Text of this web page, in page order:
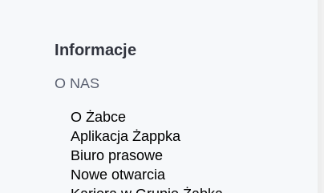
Informacje
O NAS
O Żabce
Aplikacja Żappka
Biuro prasowe
Nowe otwarcia